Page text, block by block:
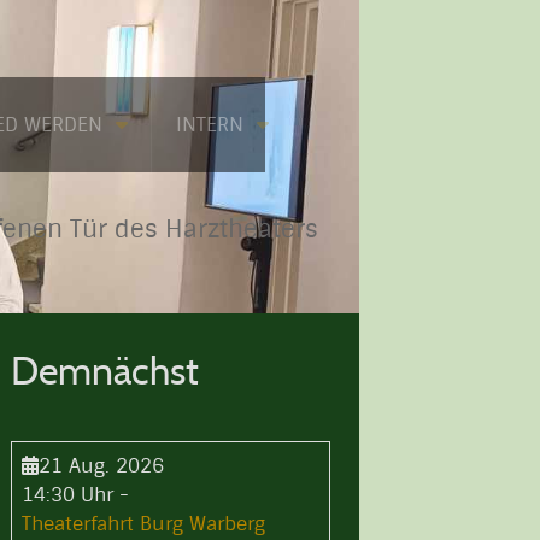
WERDEN INTERN
Tür des Harztheaters
Demnächst
21 Aug. 2026
14:30 Uhr-
Theaterfahrt Burg Warberg